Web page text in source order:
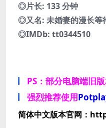
◎片长: 133 分钟
◎又名: 未婚妻的漫长
◎IMDb: tt0344510
PS：部分电脑端旧
强烈推荐使用
简体中文版本官网：